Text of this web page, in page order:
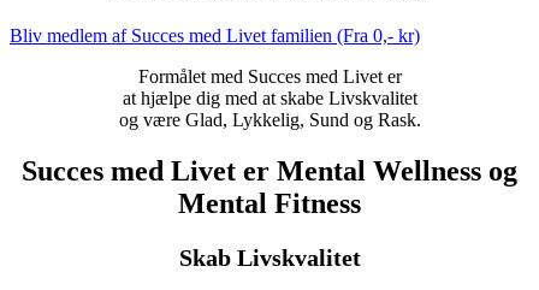
Bliv medlem af Succes med Livet familien (Fra 0,- kr)
Formålet med Succes med Livet er
at hjælpe dig med at skabe Livskvalitet
og være Glad, Lykkelig, Sund og Rask.
Succes med Livet er Mental Wellness og
Mental Fitness
Skab Livskvalitet